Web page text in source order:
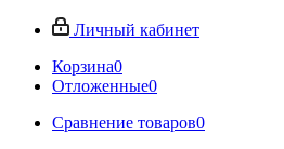
Личный кабинет
Корзина0
Отложенные0
Сравнение товаров0